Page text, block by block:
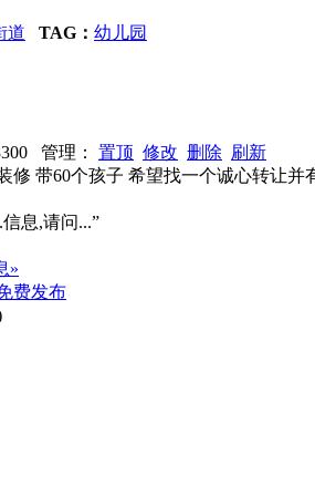
道 TAG： 幼儿园
管理： 置顶 修改 删除 刷新
带60个孩子 希望找一个诚心转让并
息,请问...”
»
费发布